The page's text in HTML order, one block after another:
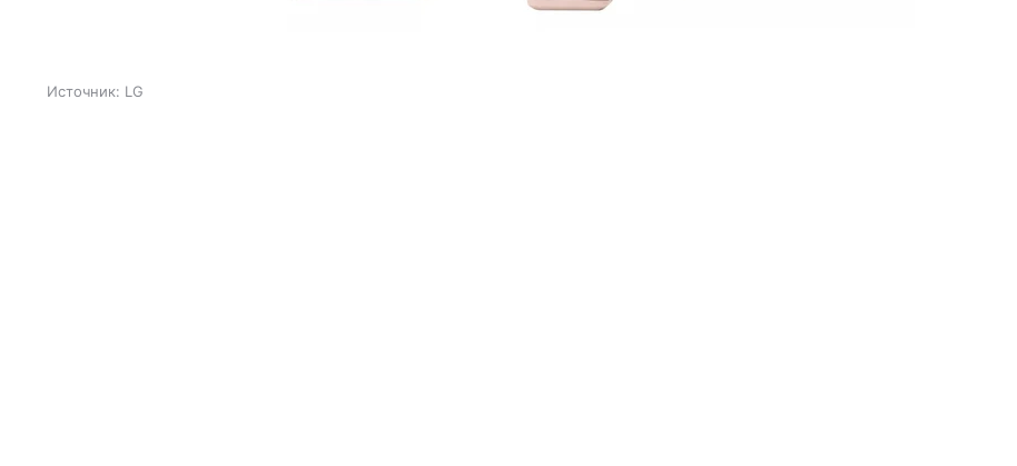
Источник: LG